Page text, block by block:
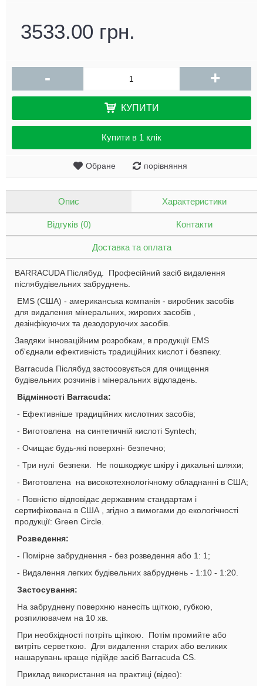
3533.00 грн.
- +
КУПИТИ
Купити в 1 клік
Обране порівняння
Опис Характеристики
Відгуків (0) Контакти
Доставка та оплата
BARRACUDA Післябуд. Професійний засіб видалення
післябудівельних забруднень
EMS (США) - американська компанія - виробник засобів
для видалення мінеральних, жирових засобів ,
дезінфікуючих та дезодоруючих засобів.
Завдяки інноваційним розробкам, в продукції EMS
об'єднали ефективність традиційних кислот і безпеку.
Barracuda Післябуд застосовується для очищення
будівельних розчинів і мінеральних відкладень.
Відмінності Barracuda:
- Ефективніше традиційних кислотних засобів;
- Виготовлена
на синтетичній кислоті Syntech;
- Очищає будь-які поверхні- безпечно;
- Три нулі безпеки. Не пошкоджує шкіру і дихальні шляхи;
- Виготовлена
на високотехнологічному обладнанні в США;
- Повністю відповідає державним стандартам і
сертифікована в США
, згідно з вимогами до екологічності
продукції: Green Circle.
Розведення:
- Помірне забруднення - без розведення або 1: 1;
- Видалення легких будівельних забруднень - 1:10 - 1:20.
Застосування:
На забруднену поверхню нанесіть щіткою, губкою,
розпилювачем на 10 хв.
При необхідності потріть щіткою. Потім промийте або
витріть серветкою. Для видалення старих або великих
нашарувань краще підійде засіб Barracuda CS.
Приклад використання на практиці (відео):